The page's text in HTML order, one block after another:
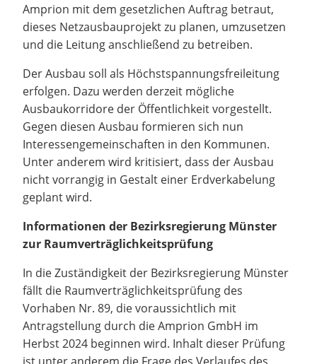
Amprion mit dem gesetzlichen Auftrag betraut,
dieses Netzausbauprojekt zu planen, umzusetzen
und die Leitung anschließend zu betreiben.
Der Ausbau soll als Höchstspannungsfreileitung
erfolgen. Dazu werden derzeit mögliche
Ausbaukorridore der Öffentlichkeit vorgestellt.
Gegen diesen Ausbau formieren sich nun
Interessengemeinschaften in den Kommunen.
Unter anderem wird kritisiert, dass der Ausbau
nicht vorrangig in Gestalt einer Erdverkabelung
geplant wird.
Informationen der Bezirksregierung Münster
zur Raumverträglichkeitsprüfung
In die Zuständigkeit der Bezirksregierung Münster
fällt die Raumverträglichkeitsprüfung des
Vorhaben Nr. 89, die voraussichtlich mit
Antragstellung durch die Amprion GmbH im
Herbst 2024 beginnen wird. Inhalt dieser Prüfung
ist unter anderem die Frage des Verlaufes des